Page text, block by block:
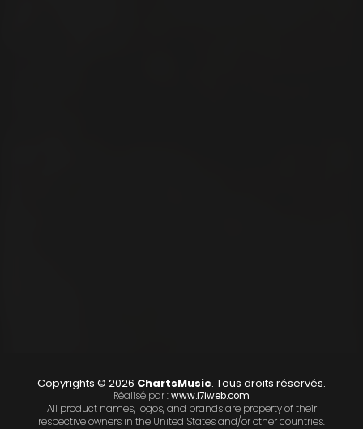
Copyrights © 2026 ChartsMusic. Tous droits réservés.
Réalisé par :www.i7iweb.com
All product names, logos, and brands are property of their
respective owners in the United States and/or other countries.